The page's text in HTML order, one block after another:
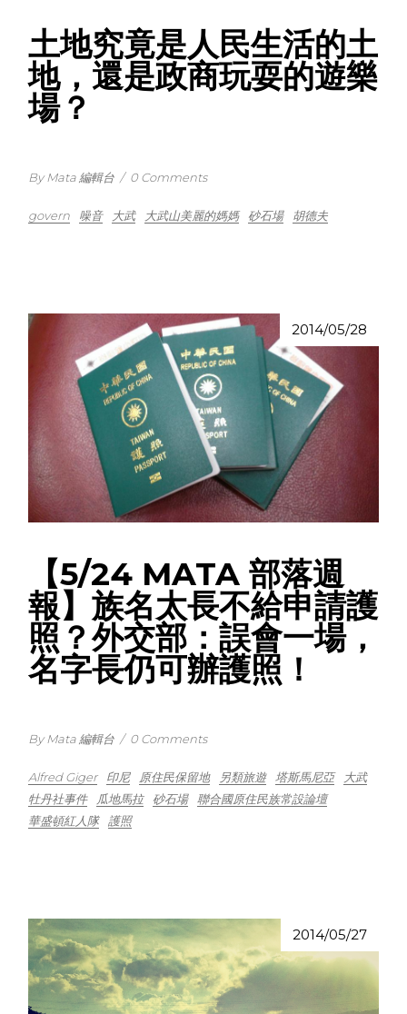
土地究竟是人民生活的土
地，還是政商玩耍的遊樂
場？
By Mata 編輯台 / 0 Comments
govern 噪音 大武 大武山美麗的媽媽 砂石場 胡德夫
2014/05/28
【5/24 MATA 部落週
報】族名太長不給申請護
照？外交部：誤會一場，
名字長仍可辦護照！
By Mata 編輯台 / 0 Comments
Alfred Giger 印尼 原住民保留地 另類旅遊 塔斯馬尼亞
大武
牡丹社事件
瓜地馬拉 砂石場
聯合國原住民族常設論壇
華盛頓紅人隊
護照
2014/05/27